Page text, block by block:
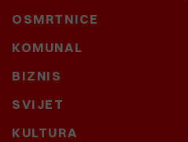
OSMRTNICE
KOMUNAL
BIZNIS
SVIJET
KULTURA